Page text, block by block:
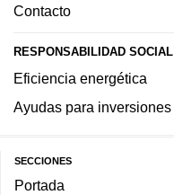
Contacto
RESPONSABILIDAD SOCIAL
Eficiencia energética
Ayudas para inversiones
SECCIONES
Portada